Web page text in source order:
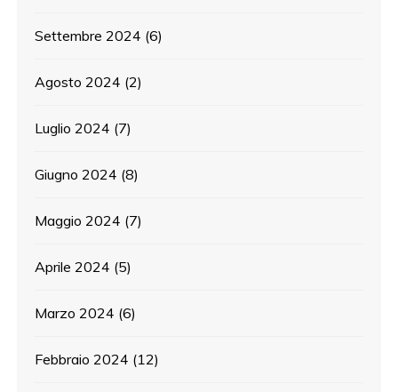
Settembre 2024 (6)
Agosto 2024 (2)
Luglio 2024 (7)
Giugno 2024 (8)
Maggio 2024 (7)
Aprile 2024 (5)
Marzo 2024 (6)
Febbraio 2024 (12)